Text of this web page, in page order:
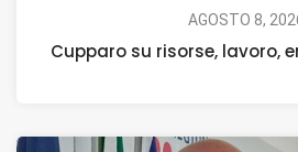
AGOSTO 8,
Cupparo su risorse, lavoro,